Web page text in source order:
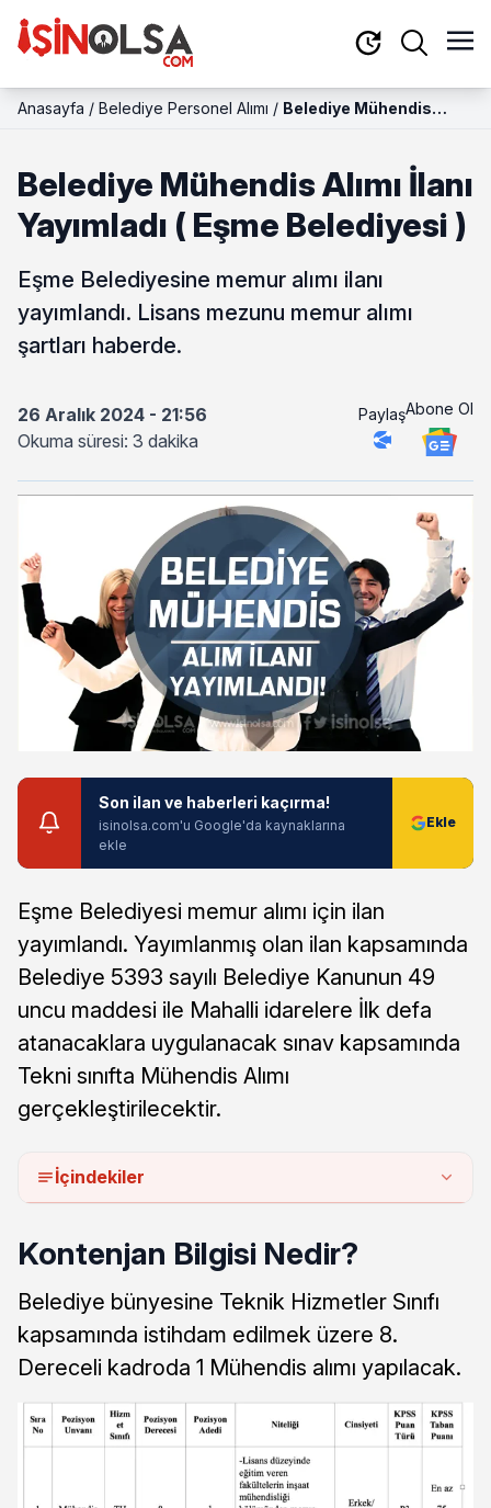
Anasayfa / Belediye Personel Alımı / Belediye Mühendis
Belediye Mühendis Alımı İlanı
Yayımladı ( Eşme Belediyesi )
Eşme Belediyesine memur alımı ilanı
yayımlandı. Lisans mezunu memur alımı
şartları haberde.
26 Aralık 2024 - 21:56
Okuma süresi: 3 dakika
PaylaşAbone Ol
Son ilan ve haberleri kaçırma!
isinolsa.com'u Google'da kaynaklarına
ekle
Eşme Belediyesi memur alımı için ilan
yayımlandı. Yayımlanmış olan ilan kapsamında
Belediye 5393 sayılı Belediye Kanunun 49
uncu maddesi ile Mahalli idarelere İlk defa
atanacaklara uygulanacak sınav kapsamında
Tekni sınıfta Mühendis Alımı
gerçekleştirilecektir.
İçindekiler
Kontenjan Bilgisi Nedir?
Belediye bünyesine Teknik Hizmetler Sınıfı
kapsamında istihdam edilmek üzere 8.
Dereceli kadroda 1 Mühendis alımı yapılacak.